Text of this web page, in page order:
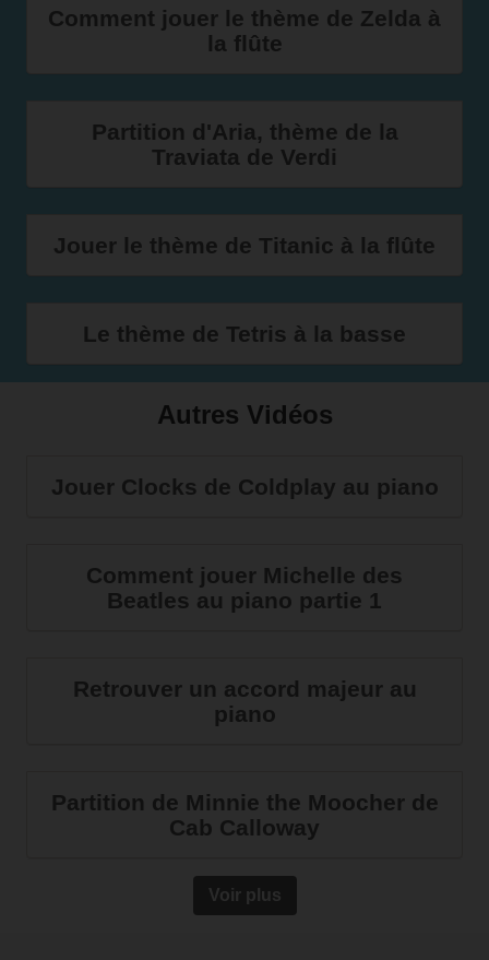
Comment jouer le thème de Zelda à
la flûte
Partition d'Aria, thème de la
Traviata de Verdi
Jouer le thème de Titanic à la flûte
Le thème de Tetris à la basse
Autres Vidéos
Jouer Clocks de Coldplay au piano
Comment jouer Michelle des
Beatles au piano partie 1
Retrouver un accord majeur au
piano
Partition de Minnie the Moocher de
Cab Calloway
Voir plus